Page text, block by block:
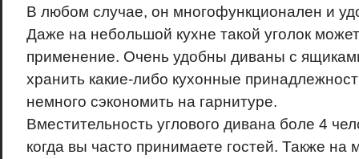
В любом случае, он многофункционален и
Даже на небольшой кухне такой уголок
применение. Очень удобны диваны с
хранить какие-либо кухонные
немного сэкономить на гарнитуре.
Вместительность углового дивана боле 4
когда вы часто принимаете гостей. Также на